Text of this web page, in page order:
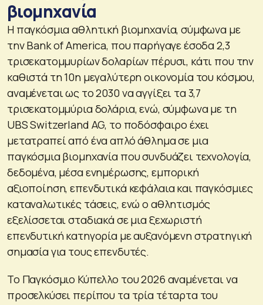
βιομηχανία
H παγκόσμια αθλητική βιομηχανία, σύμφωνα με
την Bank of America, που παρήγαγε έσοδα 2,3
τρισεκατομμυρίων δολαρίων πέρυσι, κάτι που την
καθιστά τη 10η μεγαλύτερη οικονομία του κόσμου,
αναμένεται ως το 2030 να αγγίξει τα 3,7
τρισεκατομμύρια δολάρια, ενώ, σύμφωνα με τη
UBS Switzerland AG, το ποδόσφαιρο έχει
μετατραπεί από ένα απλό άθλημα σε μια
παγκόσμια βιομηχανία που συνδυάζει τεχνολογία,
δεδομένα, μέσα ενημέρωσης, εμπορική
αξιοποίηση, επενδυτικά κεφάλαια και παγκόσμιες
καταναλωτικές τάσεις, ενώ ο αθλητισμός
εξελίσσεται σταδιακά σε μια ξεχωριστή
επενδυτική κατηγορία με αυξανόμενη στρατηγική
σημασία για τους επενδυτές.
Το Παγκόσμιο Κύπελλο του 2026 αναμένεται να
προσελκύσει περίπου τα τρία τέταρτα του